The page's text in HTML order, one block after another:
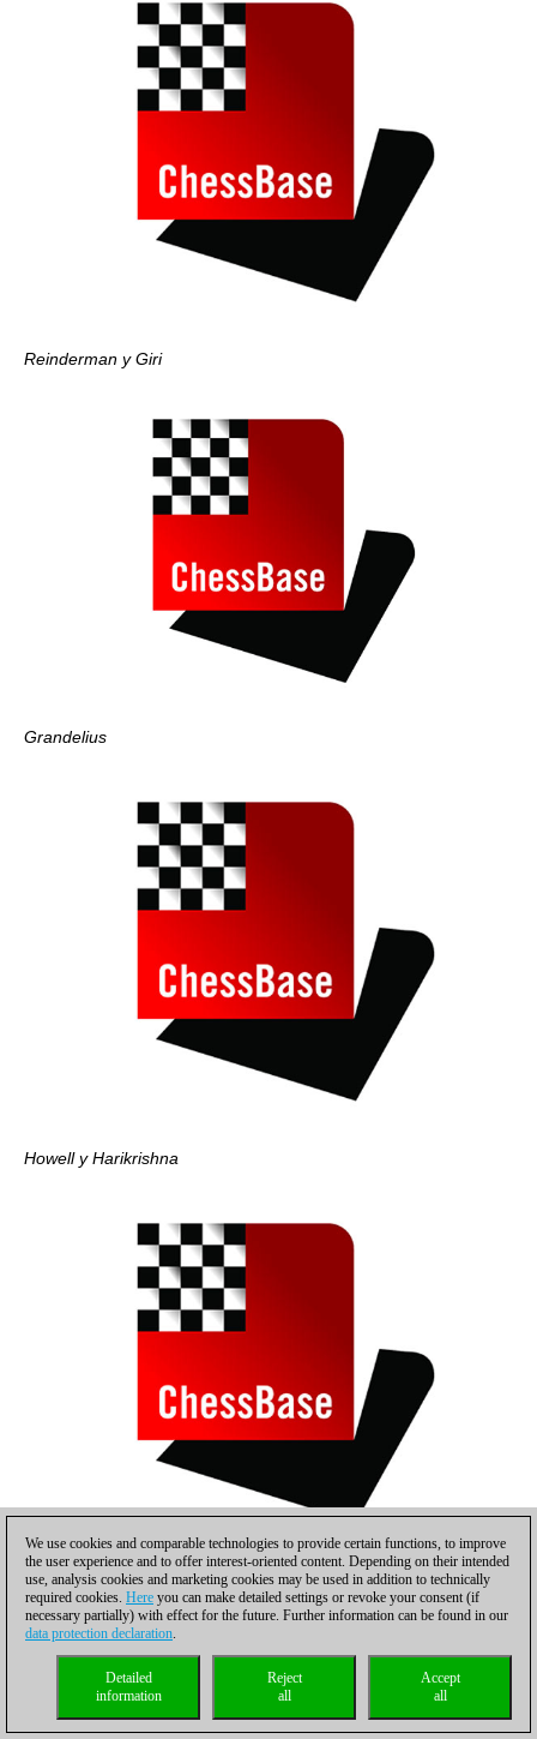
Reinderman y Giri
Grandelius
Howell y Harikrishna
Vocaturo
Vídeo por Europe Echecs
We use cookies and comparable technologies to provide certain functions, to improve
the user experience and to offer interest-oriented content. Depending on their intended
use, analysis cookies and marketing cookies may be used in addition to technically
required cookies. Here you can make detailed settings or revoke your consent (if
necessary partially) with effect for the future. Further information can be found in our
data protection declaration.
Accept
all
Reject
all
Detailed
information